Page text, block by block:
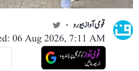
قومی آواز بیورو
06 Aug 2026, 7:11 AM